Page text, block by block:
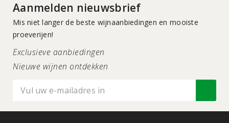
Aanmelden nieuwsbrief
Mis niet langer de beste wijnaanbiedingen en mooiste
proeverijen!
Exclusieve aanbiedingen
Nieuwe wijnen ontdekken